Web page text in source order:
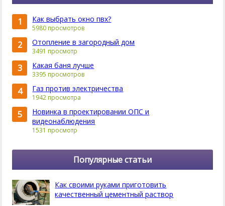
1 Как выбрать окно пвх?
5980 просмотров
2 Отопление в загородный дом
3491 просмотр
3 Какая баня лучше
3395 просмотров
4 Газ против электричества
1942 просмотра
5
Новинка в проектировании ОПС и
видеонаблюдения
1531 просмотр
Популярные статьи
Как своими руками приготовить
качественный цементный раствор